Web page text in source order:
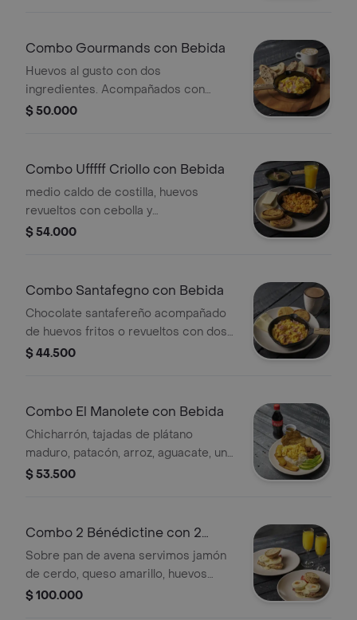
Combo Gourmands con Bebida
Huevos al gusto con dos
ingredientes. Acompañados con
media canasta de pan Bagatelle.
$ 50.000
Combo Ufffff Criollo con Bebida
medio caldo de costilla, huevos
revueltos con cebolla y
tomaampesino fresco. Escoge
$ 54.000
Combo Santafegno con Bebida
Chocolate santafereño acompañado
de huevos fritos o revueltos con dos
ingredientes de su elección, dos
$ 44.500
Combo El Manolete con Bebida
Chicharrón, tajadas de plátano
maduro, patacón, arroz, aguacate, una
empanada y huevos fritos;
$ 53.500
Combo 2 Bénédictine con 2
Mimosas
Sobre pan de avena servimos jamón
de cerdo, queso amarillo, huevos
poché y salsa de queso,
$ 100.000